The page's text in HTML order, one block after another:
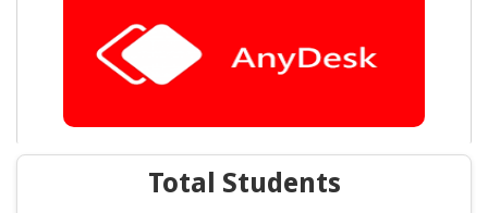
Total Students